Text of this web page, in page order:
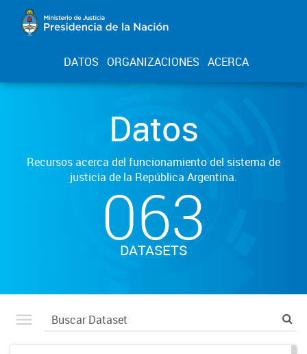
DATOS ORGANIZACIONES ACERCA
Datos
Recursos acerca del funcionamiento del sistema de
justicia de la República Argentina.
063
DATASETS